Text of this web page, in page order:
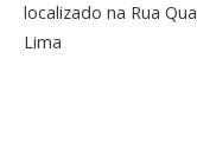
localizado na Rua
Lima